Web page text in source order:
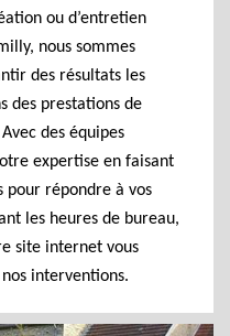
ou d’entretien
nous sommes
des résultats les
des prestations de
des équipes
expertise en faisant
pour répondre à vos
les heures de bureau,
site internet vous
interventions.